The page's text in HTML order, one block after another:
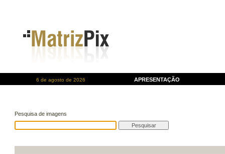
6 de agosto de 2026 APRESENTAÇÃO
Pesquisa de imagens